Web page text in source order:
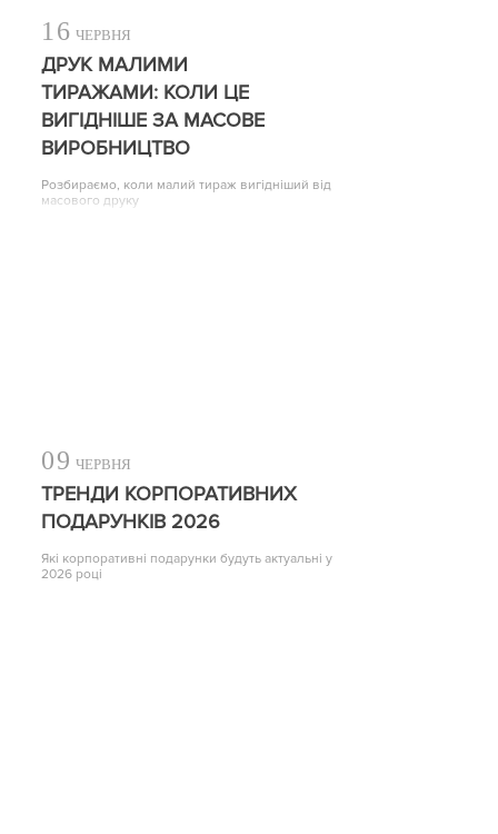
16 ЧЕРВНЯ
ДРУК МАЛИМИ
ТИРАЖАМИ: КОЛИ ЦЕ
ВИГІДНІШЕ ЗА МАСОВЕ
ВИРОБНИЦТВО
Розбираємо, коли малий тираж вигідніший від
масового друку
09 ЧЕРВНЯ
ТРЕНДИ КОРПОРАТИВНИХ
ПОДАРУНКІВ 2026
Які корпоративні подарунки будуть актуальні у
2026 році